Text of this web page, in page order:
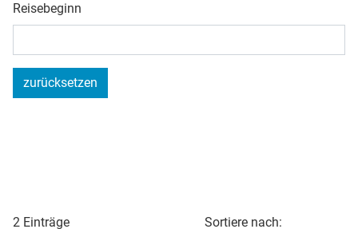
Reisebeginn
zurücksetzen
2 Einträge Sortiere nach: